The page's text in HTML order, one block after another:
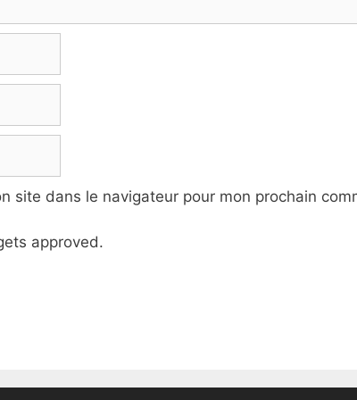
site dans le navigateur pour mon prochain
approved.